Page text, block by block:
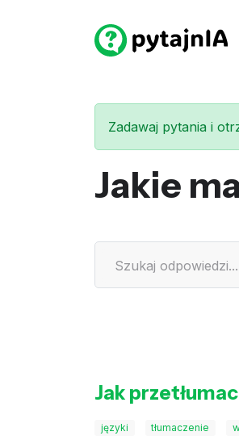
Zadawaj pytania i
Jakie
Jak
języki tłumaczenie